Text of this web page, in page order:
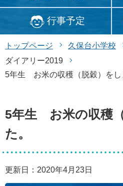
行事予定
トップページ 久保台小学校
ダイアリー2019
5年生 お米の収穫（脱穀）をし
5年生 お米の収穫
た。
更新日：2020年4月23日